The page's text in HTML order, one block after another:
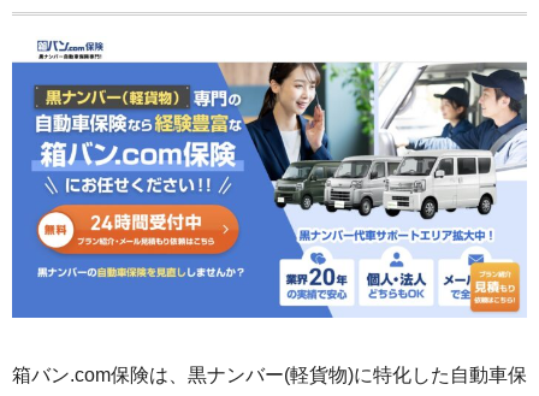
箱バン.com保険は、黒ナンバー(軽貨物)に特化した自動車保